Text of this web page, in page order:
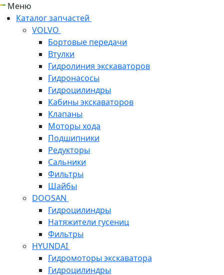
Меню
Каталог запчастей
VOLVO
Бортовые передачи
Втулки
Гидролиния экскаваторов
Гидронасосы
Гидроцилиндры
Кабины экскаваторов
Клапаны
Моторы хода
Подшипники
Редукторы
Сальники
Фильтры
Шайбы
DOOSAN
Гидроцилиндры
Натяжители гусениц
Фильтры
HYUNDAI
Гидромоторы экскаватора
Гидроцилиндры